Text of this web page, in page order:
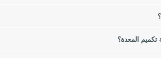
تكميم المعدة؟